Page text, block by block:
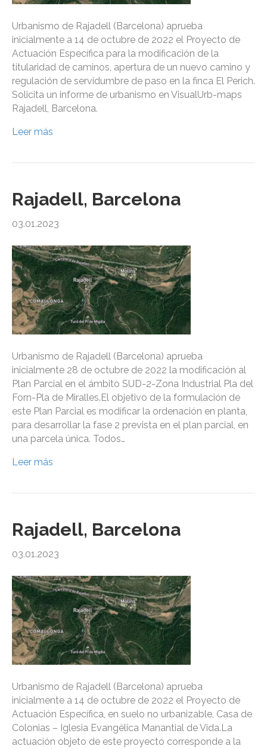
Urbanismo de Rajadell (Barcelona) aprueba
inicialmente a 14 de octubre de 2022 el Proyecto de
Actuación Específica para la modificación de la
titularidad de caminos, apertura de un nuevo camino y
regulación de servidumbre de paso en la finca El Perich.
Solicita un informe de urbanismo en VisualUrb-maps
Rajadell, Barcelona.
Leer más
Rajadell, Barcelona
03.01.2023
Urbanismo de Rajadell (Barcelona) aprueba
inicialmente 28 de octubre de 2022 la modificación al
Plan Parcial en el ámbito SUD-2-Zona Industrial Pla del
Forn-Pla de Miralles.El objetivo de la formulación de
este Plan Parcial es modificar la ordenación en planta,
para desarrollar la fase 2 prevista en el plan parcial, en
una parcela única. Todos…
Leer más
Rajadell, Barcelona
03.01.2023
Urbanismo de Rajadell (Barcelona) aprueba
inicialmente a 14 de octubre de 2022 el Proyecto de
Actuación Específica, en suelo no urbanizable, Casa de
Colonias – Iglesia Evangélica Manantial de Vida.La
actuación objeto de este proyecto corresponde a la